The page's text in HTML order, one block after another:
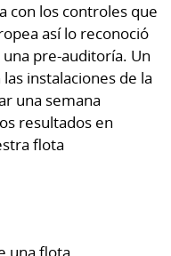
con los controles que
así lo reconoció
pre-auditoría. Un
instalaciones de la
una semana
resultados en
flota